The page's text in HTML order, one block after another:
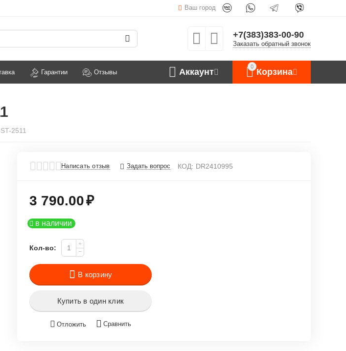
Ваш город
+7(383)383-00-90
Заказать обратный звонок
Гарантии Отзывы
0
Корзина
Аккаунт
2511
Написать отзыв Задать вопрос КОД: DR2410995
3 790.00₽
в наличии
Кол-во:
+
−
В корзину
Купить в один клик
Отложить Сравнить